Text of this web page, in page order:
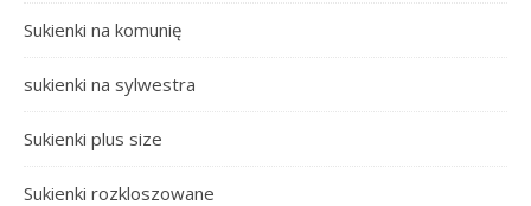
Sukienki na komunię
sukienki na sylwestra
Sukienki plus size
Sukienki rozkloszowane